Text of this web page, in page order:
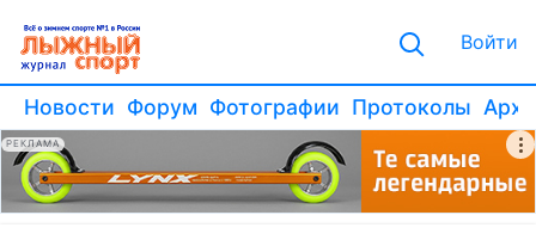
Войти
Новости Форум Фотографии Протоколы
РЕКЛАМА